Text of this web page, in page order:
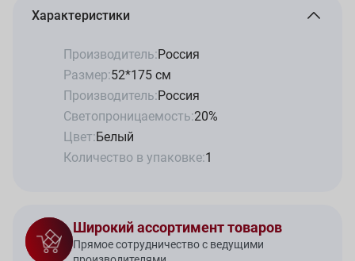
Характеристики
Производитель:Россия
Размер:52*175 см
Производитель:Россия
Светопроницаемость:20%
Цвет:Белый
Количество в упаковке:1
Широкий ассортимент товаров
Прямое сотрудничество с ведущими